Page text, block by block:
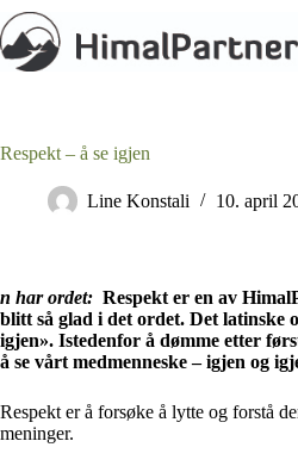
Hopp
til
innholdet
Respekt – å se igjen
Line Konstali 10. april
n har ordet: Respekt er en av
blitt så glad i det ordet. Det latinske
igjen». Istedenfor å dømme etter
å se vårt medmenneske – igjen og
Respekt er å forsøke å lytte og forstå
meninger.